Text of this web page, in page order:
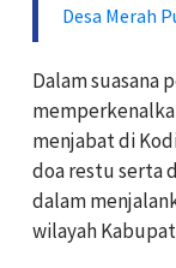
Desa Merah
Dalam suasana
menjabat di
doa restu serta
dalam
wilayah